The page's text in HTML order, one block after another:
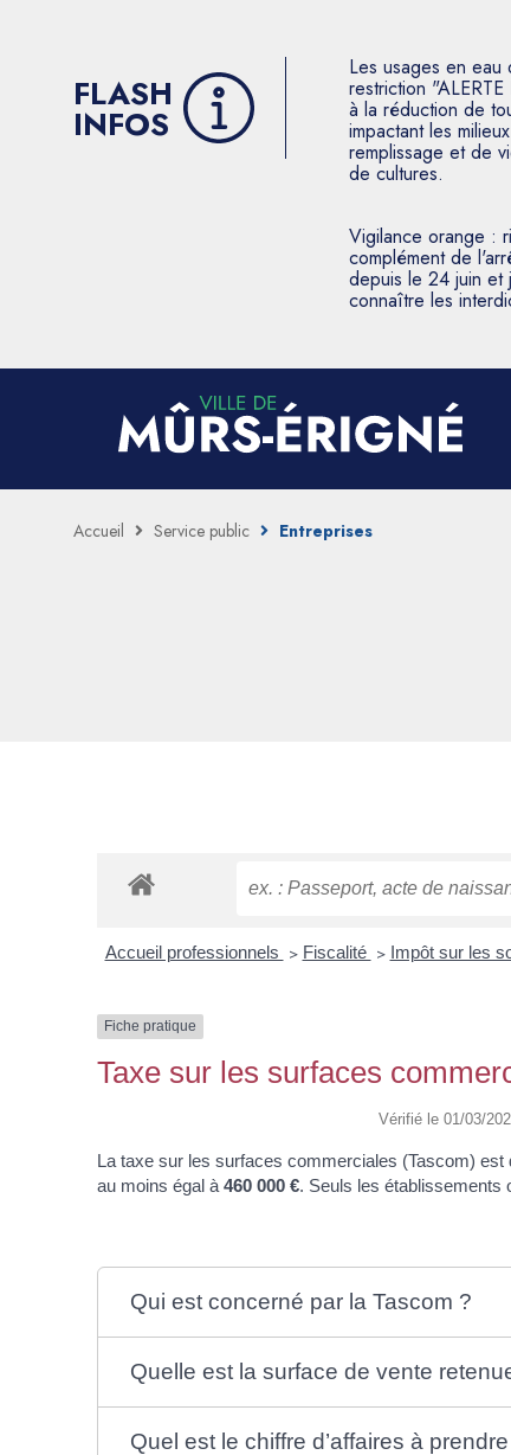
FLASH
INFOS
Les usages en
restriction
à la réduction de
impactant les
remplissage et de
de cultures.
Vigilance orange :
complément de
depuis le 24 juin et
connaître les
Accueil Service public Entreprises
Accueil professionnels > Fiscalité > Impôt sur les
Fiche pratique
Taxe sur les surfaces
Vérifié le 01/03/
La taxe sur les surfaces commerciales (Tascom)
au moins égal à 460 000 €. Seuls les établissements
Qui est concerné par la Tascom ?
Quelle est la surface de vente
Quel est le chiffre d’affaires à